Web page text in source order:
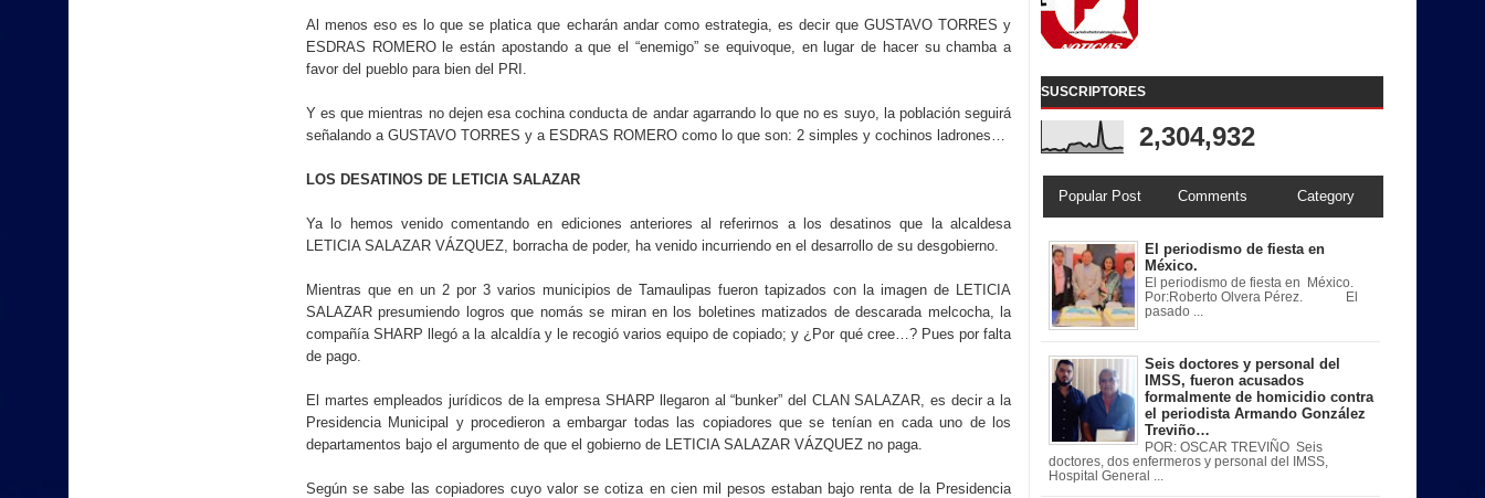
Al menos eso es lo que se platica que echarán andar como estrategia, es decir que GUSTAVO TORRES y
ESDRAS ROMERO le están apostando a que el “enemigo” se equivoque, en lugar de hacer su chamba a
favor del pueblo para bien del PRI.
Y es que mientras no dejen esa cochina conducta de andar agarrando lo que no es suyo, la población seguirá
señalando a GUSTAVO TORRES y a ESDRAS ROMERO como lo que son: 2 simples y cochinos ladrones…
LOS DESATINOS DE LETICIA SALAZAR
Ya lo hemos venido comentando en ediciones anteriores al referirnos a los desatinos que la alcaldesa
LETICIA SALAZAR VÁZQUEZ, borracha de poder, ha venido incurriendo en el desarrollo de su desgobierno.
Mientras que en un 2 por 3 varios municipios de Tamaulipas fueron tapizados con la imagen de LETICIA
SALAZAR presumiendo logros que nomás se miran en los boletines matizados de descarada melcocha, la
compañía SHARP llegó a la alcaldía y le recogió varios equipo de copiado; y ¿Por qué cree…? Pues por falta
de pago.
El martes empleados jurídicos de la empresa SHARP llegaron al “bunker” del CLAN SALAZAR, es decir a la
Presidencia Municipal y procedieron a embargar todas las copiadores que se tenían en cada uno de los
departamentos bajo el argumento de que el gobierno de LETICIA SALAZAR VÁZQUEZ no paga.
Según se sabe las copiadores cuyo valor se cotiza en cien mil pesos estaban bajo renta de la Presidencia
SUSCRIPTORES
2,304,932
Popular Post Comments Category
El periodismo de fiesta en
México.
El periodismo de fiesta en México.
Por:Roberto Olvera Pérez. El
pasado ...
Seis doctores y personal del
IMSS, fueron acusados
formalmente de homicidio contra
el periodista Armando González
Treviño…
POR: OSCAR TREVIÑO Seis
doctores, dos enfermeros y personal del IMSS,
Hospital General ...